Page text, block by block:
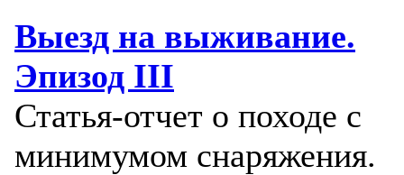
Выезд на выживание.
Эпизод III
Статья-отчет о походе с
минимумом снаряжения.